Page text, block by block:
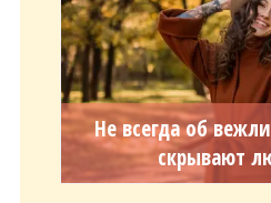
Не всегда об
скрывают